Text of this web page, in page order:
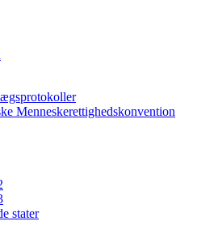
Menneskerettighedskonvention
stater